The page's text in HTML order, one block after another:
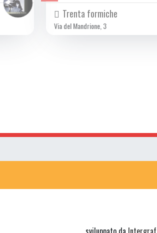
Trenta formiche
Via del Mandrione, 3